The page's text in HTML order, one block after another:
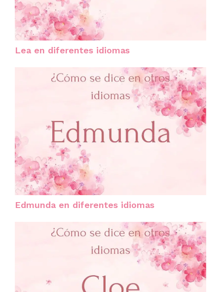
Lea en diferentes idiomas
Edmunda en diferentes idiomas